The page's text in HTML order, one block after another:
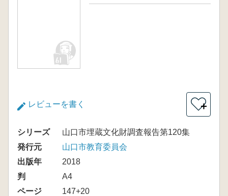
レビューを書く ＋
シリーズ
山口市埋蔵文化財調査報告第120集
発行元
山口市教育委員会
出版年
2018
判
A4
ページ
147+20